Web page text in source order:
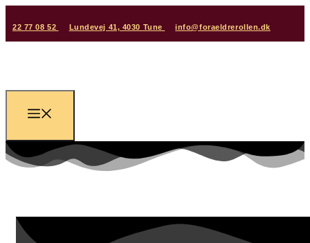
22 77 08 52 Lundevej 41, 4030 Tune info@foraeldrerollen.dk